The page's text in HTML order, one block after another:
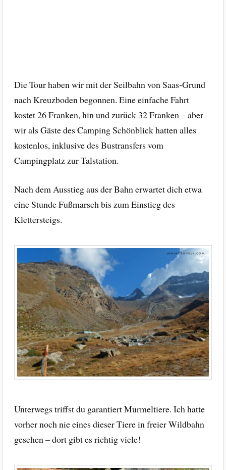
Die Tour haben wir mit der Seilbahn von Saas-Grund
nach Kreuzboden begonnen. Eine einfache Fahrt
kostet 26 Franken, hin und zurück 32 Franken – aber
wir als Gäste des Camping Schönblick hatten alles
kostenlos, inklusive des Bustransfers vom
Campingplatz zur Talstation.
Nach dem Ausstieg aus der Bahn erwartet dich etwa
eine Stunde Fußmarsch bis zum Einstieg des
Klettersteigs.
Unterwegs triffst du garantiert Murmeltiere. Ich hatte
vorher noch nie eines dieser Tiere in freier Wildbahn
gesehen – dort gibt es richtig viele!